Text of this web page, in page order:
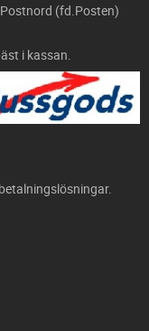
(fd.Posten)
i kassan.